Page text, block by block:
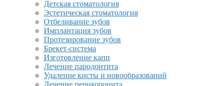
Детская стоматология
Эстетическая стоматология
Отбеливание зубов
Имплантация зубов
Протезирование зубов
Брекет-система
Изготовление капп
Лечение пародонтита
Удаление кисты и новообразований
Лечение перикоронита